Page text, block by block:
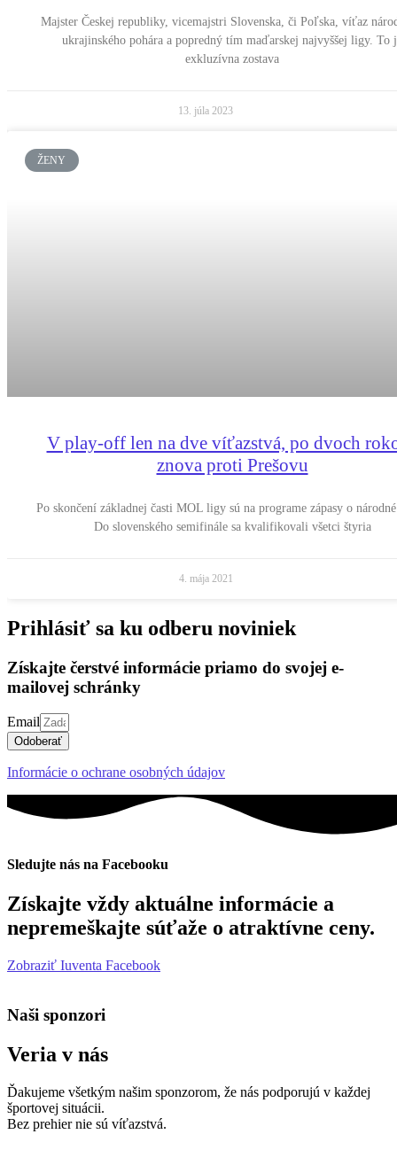
Majster Českej republiky, vicemajstri Slovenska, či Poľska, víťaz
ukrajinského pohára a popredný tím maďarskej najvyššej ligy. To
exkluzívna zostava
13. júla 2023
ŽENY
V play-off len na dve víťazstvá, po dvoch
znova proti Prešovu
Po skončení základnej časti MOL ligy sú na programe zápasy o
Do slovenského semifinále sa kvalifikovali všetci štyria
4. mája 2021
Prihlásiť sa ku odberu noviniek
Získajte čerstvé informácie priamo do svojej e-
mailovej schránky
Email
Odoberať
Informácie o ochrane osobných údajov
Sledujte nás na Facebooku
Získajte vždy aktuálne informácie a
nepremeškajte súťaže o atraktívne ceny.
Zobraziť Iuventa Facebook
Naši sponzori
Veria v nás
Ďakujeme všetkým našim sponzorom, že nás podporujú v každej
športovej situácii.
Bez prehier nie sú víťazstvá.